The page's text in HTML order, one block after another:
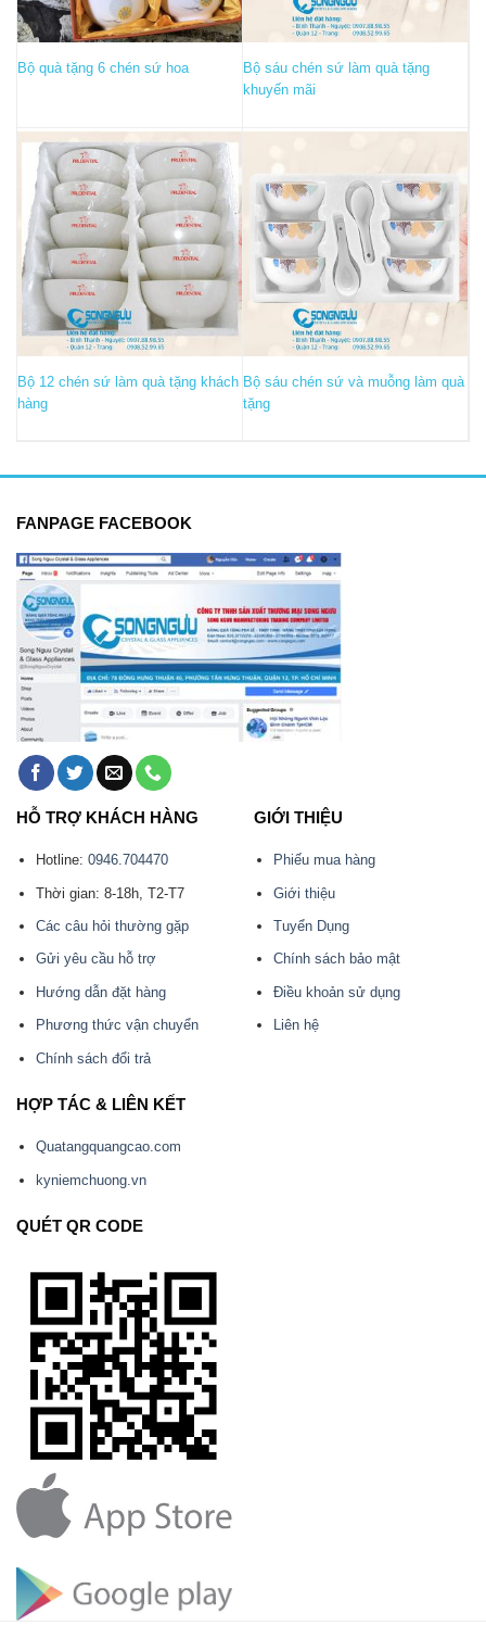
Bộ quà tặng 6 chén sứ hoa
Bộ sáu chén sứ làm quà tặng
khuyến mãi
Bộ 12 chén sứ làm quà tặng khách
hàng
Bộ sáu chén sứ và muỗng làm quà
tặng
FANPAGE FACEBOOK
HỖ TRỢ KHÁCH HÀNG
Hotline: 0946.704470
Thời gian: 8-18h, T2-T7
Các câu hỏi thường gặp
Gửi yêu cầu hỗ trợ
Hướng dẫn đặt hàng
Phương thức vận chuyển
Chính sách đổi trả
GIỚI THIỆU
Phiếu mua hàng
Giới thiệu
Tuyển Dụng
Chính sách bảo mật
Điều khoản sử dụng
Liên hệ
HỢP TÁC & LIÊN KẾT
Quatangquangcao.com
kyniemchuong.vn
QUÉT QR CODE